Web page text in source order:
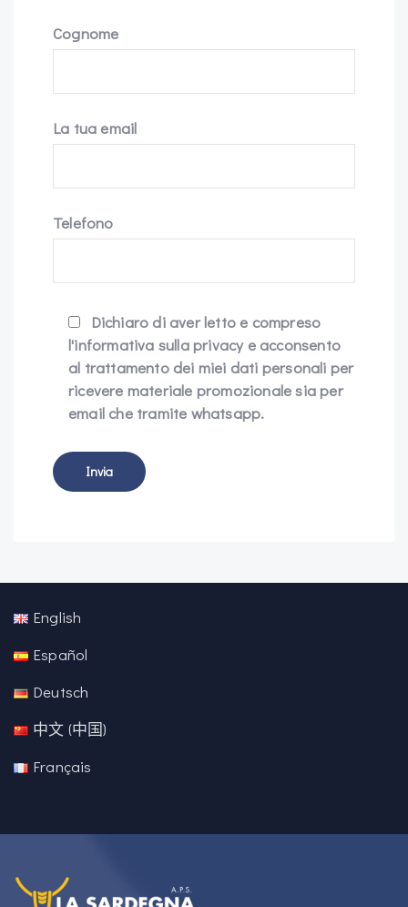
Cognome
La tua email
Telefono
Dichiaro di aver letto e compreso
l'informativa sulla privacy e acconsento
al trattamento dei miei dati personali per
ricevere materiale promozionale sia per
email che tramite whatsapp.
English
Español
Deutsch
中文 (中国)
Français